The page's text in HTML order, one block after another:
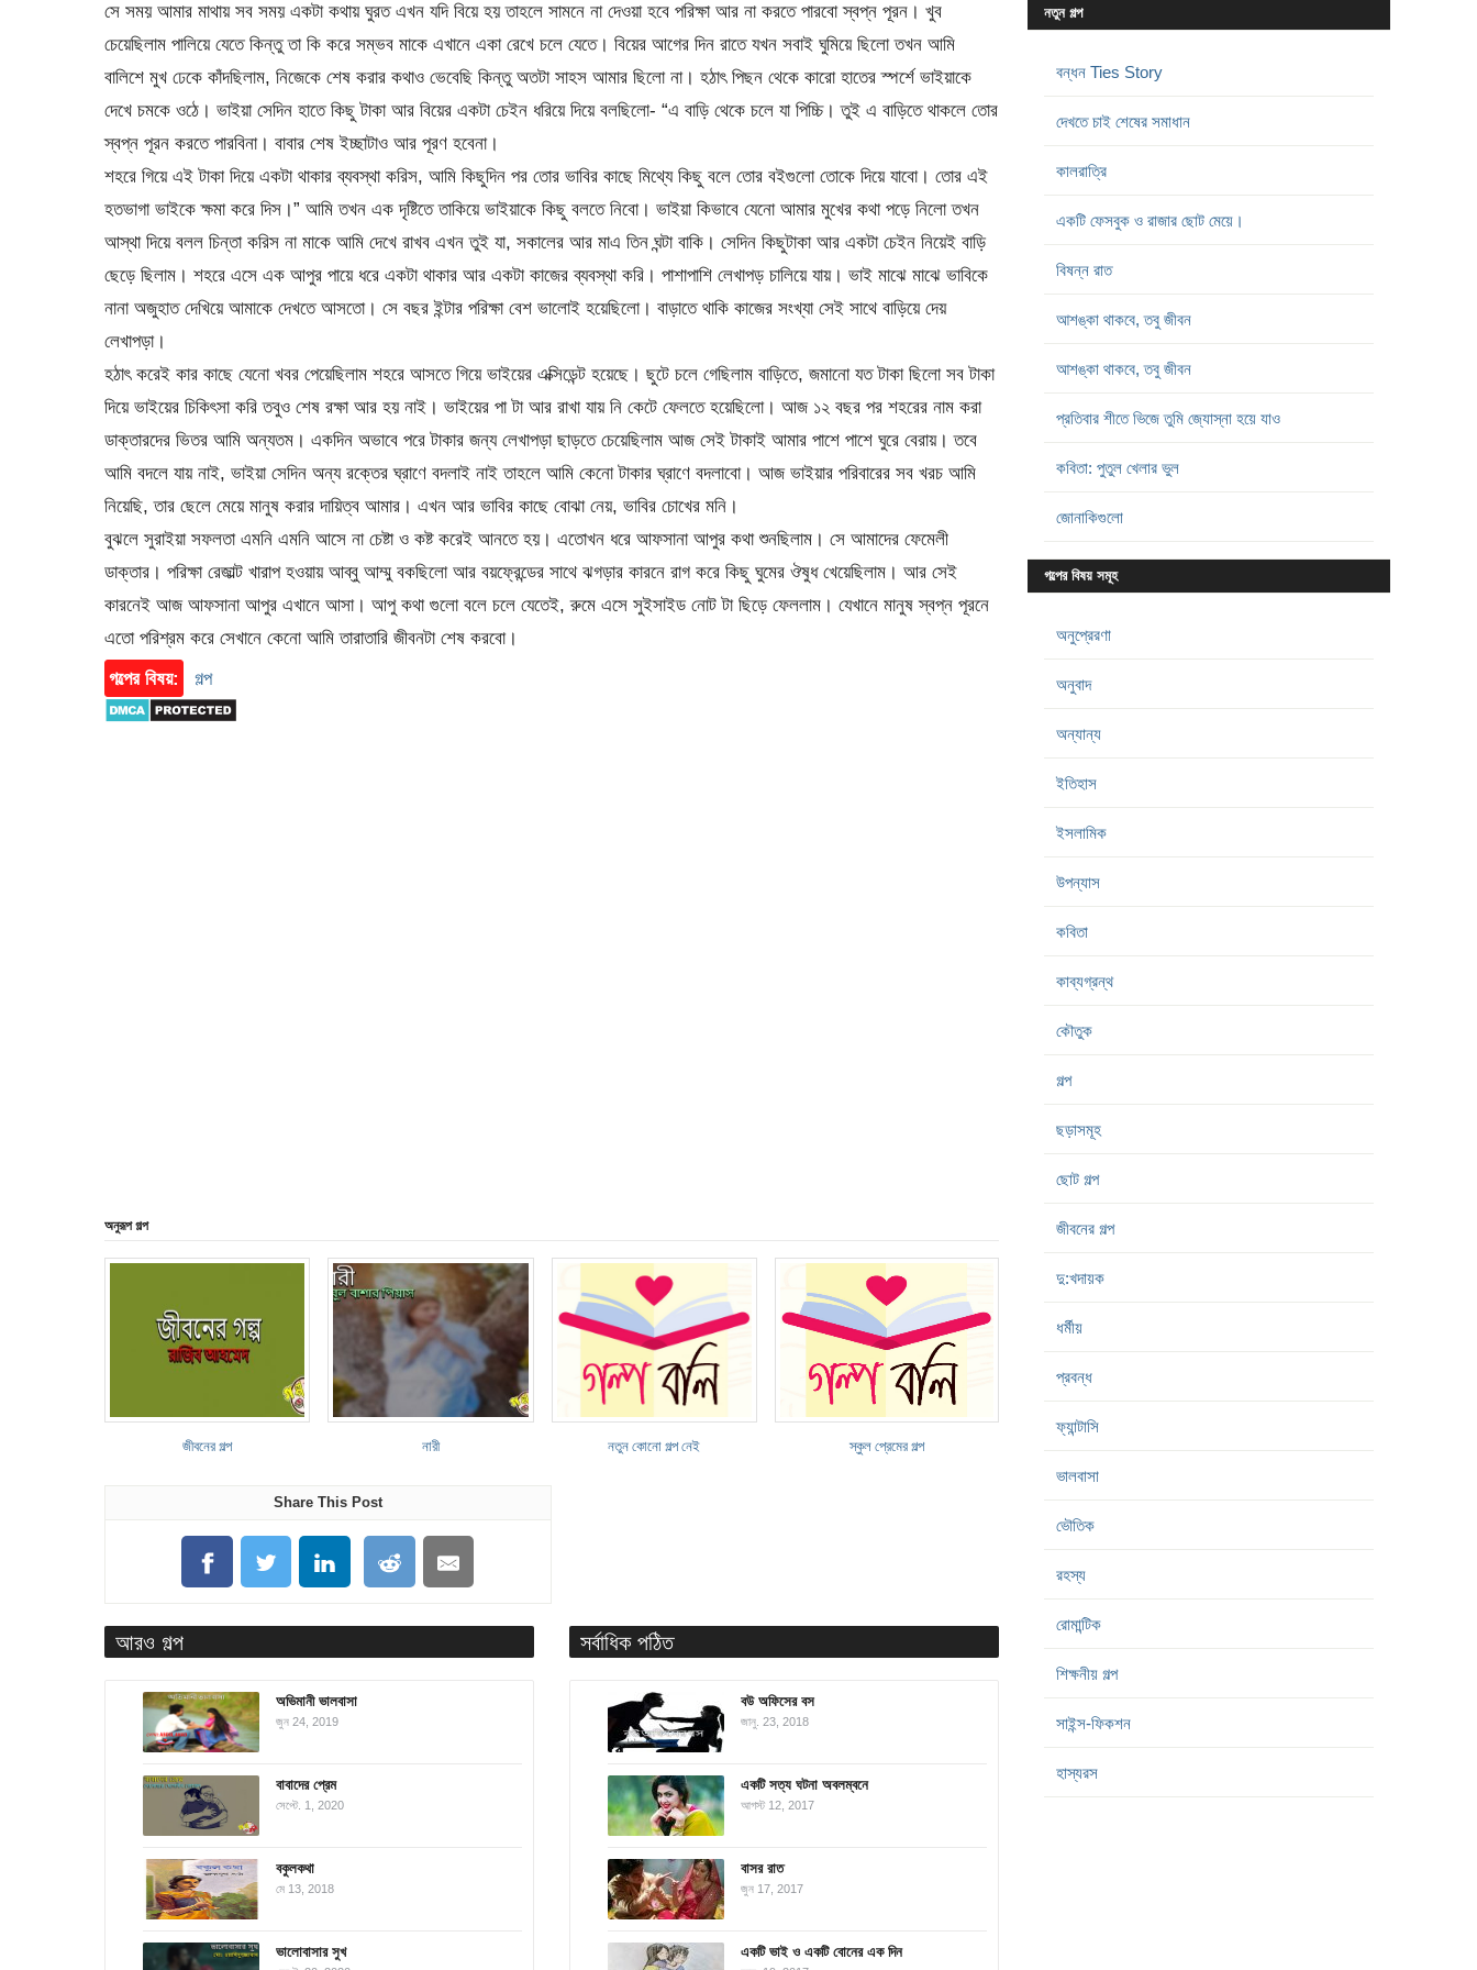
সে সময় আমার মাথায় সব সময় একটা কথায় ঘুরত এখন যদি বিয়ে হয় তাহলে সামনে না দেওয়া হবে পরিক্ষা আর না করতে পারবো স্বপ্ন পূরন। খুব
চেয়েছিলাম পালিয়ে যেতে কিন্তু তা কি করে সম্ভব মাকে এখানে একা রেখে চলে যেতে। বিয়ের আগের দিন রাতে যখন সবাই ঘুমিয়ে ছিলো তখন আমি
বালিশে মুখ ঢেকে কাঁদছিলাম, নিজেকে শেষ করার কথাও ভেবেছি কিন্তু অতটা সাহস আমার ছিলো না। হঠাৎ পিছন থেকে কারো হাতের স্পর্শে ভাইয়াকে
দেখে চমকে ওঠে। ভাইয়া সেদিন হাতে কিছু টাকা আর বিয়ের একটা চেইন ধরিয়ে দিয়ে বলছিলো- “এ বাড়ি থেকে চলে যা পিচ্চি। তুই এ বাড়িতে থাকলে তোর
স্বপ্ন পূরন করতে পারবিনা। বাবার শেষ ইচ্ছাটাও আর পূরণ হবেনা।
শহরে গিয়ে এই টাকা দিয়ে একটা থাকার ব্যবস্থা করিস, আমি কিছুদিন পর তোর ভাবির কাছে মিথ্যে কিছু বলে তোর বইগুলো তোকে দিয়ে যাবো। তোর এই
হতভাগা ভাইকে ক্ষমা করে দিস।” আমি তখন এক দৃষ্টিতে তাকিয়ে ভাইয়াকে কিছু বলতে নিবো। ভাইয়া কিভাবে যেনো আমার মুখের কথা পড়ে নিলো তখন
আস্থা দিয়ে বলল চিন্তা করিস না মাকে আমি দেখে রাখব এখন তুই যা, সকালের আর মাএ তিন ঘন্টা বাকি। সেদিন কিছুটাকা আর একটা চেইন নিয়েই বাড়ি
ছেড়ে ছিলাম। শহরে এসে এক আপুর পায়ে ধরে একটা থাকার আর একটা কাজের ব্যবস্থা করি। পাশাপাশি লেখাপড় চালিয়ে যায়। ভাই মাঝে মাঝে ভাবিকে
নানা অজুহাত দেখিয়ে আমাকে দেখতে আসতো। সে বছর ইন্টার পরিক্ষা বেশ ভালোই হয়েছিলো। বাড়াতে থাকি কাজের সংখ্যা সেই সাথে বাড়িয়ে দেয়
লেখাপড়া।
হঠাৎ করেই কার কাছে যেনো খবর পেয়েছিলাম শহরে আসতে গিয়ে ভাইয়ের এক্সিডেন্ট হয়েছে। ছুটে চলে গেছিলাম বাড়িতে, জমানো যত টাকা ছিলো সব টাকা
দিয়ে ভাইয়ের চিকিৎসা করি তবুও শেষ রক্ষা আর হয় নাই। ভাইয়ের পা টা আর রাখা যায় নি কেটে ফেলতে হয়েছিলো। আজ ১২ বছর পর শহরের নাম করা
ডাক্তারদের ভিতর আমি অন্যতম। একদিন অভাবে পরে টাকার জন্য লেখাপড়া ছাড়তে চেয়েছিলাম আজ সেই টাকাই আমার পাশে পাশে ঘুরে বেরায়। তবে
আমি বদলে যায় নাই, ভাইয়া সেদিন অন্য রক্তের ঘ্রাণে বদলাই নাই তাহলে আমি কেনো টাকার ঘ্রাণে বদলাবো। আজ ভাইয়ার পরিবারের সব খরচ আমি
নিয়েছি, তার ছেলে মেয়ে মানুষ করার দায়িত্ব আমার। এখন আর ভাবির কাছে বোঝা নেয়, ভাবির চোখের মনি।
বুঝলে সুরাইয়া সফলতা এমনি এমনি আসে না চেষ্টা ও কষ্ট করেই আনতে হয়। এতোখন ধরে আফসানা আপুর কথা শুনছিলাম। সে আমাদের ফেমেলী
ডাক্তার। পরিক্ষা রেজাল্ট খারাপ হওয়ায় আব্বু আম্মু বকছিলো আর বয়ফ্রেন্ডের সাথে ঝগড়ার কারনে রাগ করে কিছু ঘুমের ঔষুধ খেয়েছিলাম। আর সেই
কারনেই আজ আফসানা আপুর এখানে আসা। আপু কথা গুলো বলে চলে যেতেই, রুমে এসে সুইসাইড নোট টা ছিড়ে ফেললাম। যেখানে মানুষ স্বপ্ন পূরনে
এতো পরিশ্রম করে সেখানে কেনো আমি তারাতারি জীবনটা শেষ করবো।
গল্পের বিষয়:
গল্প
অনুরূপ গল্প
জীবনের গল্প নারী নতুন কোনো গল্প নেই স্কুল প্রেমের গল্প
Share This Post
আরও গল্প
অভিমানী ভালবাসা
জুন 24, 2019
বাবাদের প্রেম
সেপ্টে. 1, 2020
বকুলকথা
মে 13, 2018
ভালোবাসার সুখ
সর্বাধিক পঠিত
বউ অফিসের বস
জানু. 23, 2018
একটি সত্য ঘটনা অবলম্বনে
আগস্ট 12, 2017
বাসর রাত
জুন 17, 2017
একটি ভাই ও একটি বোনের এক দিন
নতুন গল্প
বন্ধন Ties Story
দেখতে চাই শেষের সমাধান
কালরাত্রি
একটি ফেসবুক ও রাজার ছোট মেয়ে।
বিষন্ন রাত
আশঙ্কা থাকবে, তবু জীবন
আশঙ্কা থাকবে, তবু জীবন
প্রতিবার শীতে ভিজে তুমি জ্যোস্না হয়ে যাও
কবিতা: পুতুল খেলার ভুল
জোনাকিগুলো
গল্পের বিষয় সমূহ
অনুপ্রেরণা
অনুবাদ
অন্যান্য
ইতিহাস
ইসলামিক
উপন্যাস
কবিতা
কাব্যগ্রন্থ
কৌতুক
গল্প
ছড়াসমূহ
ছোট গল্প
জীবনের গল্প
দু:খদায়ক
ধর্মীয়
প্রবন্ধ
ফ্যান্টাসি
ভালবাসা
ভৌতিক
রহস্য
রোমান্টিক
শিক্ষনীয় গল্প
সাইন্স-ফিকশন
হাস্যরস